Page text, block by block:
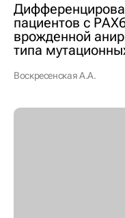
пациентов с
врожденной
типа
Воскресенская А.А.